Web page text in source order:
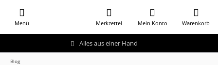
Alles aus einer Hand
Menü Warenkorb
Merkzettel Mein Konto
Blog